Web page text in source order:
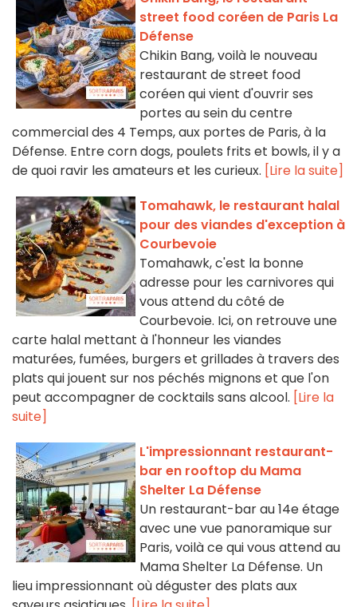
street food coréen de Paris La
Défense
Chikin Bang, voilà le nouveau
restaurant de street food
coréen qui vient d'ouvrir ses
portes au sein du centre
commercial des 4 Temps, aux portes de Paris, à la
Défense. Entre corn dogs, poulets frits et bowls, il y a
de quoi ravir les amateurs et les curieux. [Lire la suite]
Tomahawk, le restaurant halal
pour des viandes d'exception à
Courbevoie
Tomahawk, c'est la bonne
adresse pour les carnivores qui
vous attend du côté de
Courbevoie. Ici, on retrouve une
carte halal mettant à l'honneur les viandes
maturées, fumées, burgers et grillades à travers des
plats qui jouent sur nos péchés mignons et que l'on
peut accompagner de cocktails sans alcool. [Lire la
suite]
L'impressionnant restaurant-
bar en rooftop du Mama
Shelter La Défense
Un restaurant-bar au 14e étage
avec une vue panoramique sur
Paris, voilà ce qui vous attend au
Mama Shelter La Défense. Un
lieu impressionnant où déguster des plats aux